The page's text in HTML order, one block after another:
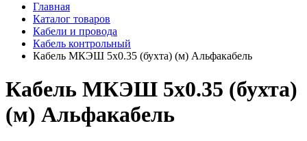
Главная
Каталог товаров
Кабели и провода
Кабель контрольный
Кабель МКЭШ 5х0.35 (бухта) (м) Альфакабель
Кабель МКЭШ 5х0.35 (бухта)
(м) Альфакабель